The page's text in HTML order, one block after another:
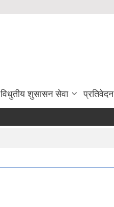
विधुतीय शुसासन सेवा प्रतिवेदन